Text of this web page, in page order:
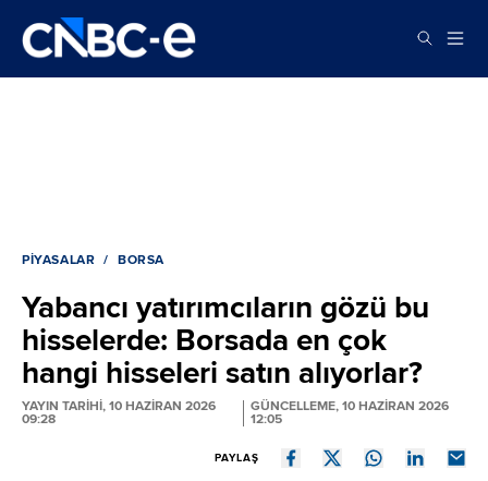
PIYASALAR BORSA
Yabancı yatırımcıların gözü bu
hisselerde: Borsada en çok
hangi hisseleri satın alıyorlar?
YAYIN TARİHİ, 10 HAZIRAN 2026
09:28
GÜNCELLEME, 10 HAZIRAN 2026
12:05
PAYLAŞ